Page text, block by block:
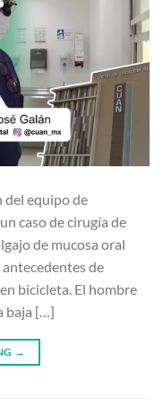
del equipo de
caso de cirugía de
de mucosa oral
de
bicicleta. El hombre
baja […]
→